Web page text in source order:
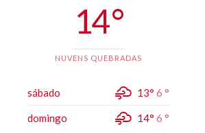
14 °
NUVENS QUEBRADAS
sábado 13° 6 °
domingo 14° 6 °